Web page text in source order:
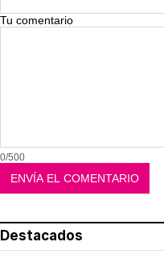
Tu comentario
0/500
Destacados